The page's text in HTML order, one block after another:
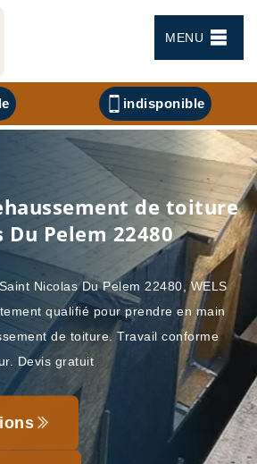
MENU
indisponible
de toiture
Pelem 22480
Nicolas Du Pelem 22480, WELS
qualifié pour prendre en main
de toiture. Travail conforme
Devis gratuit